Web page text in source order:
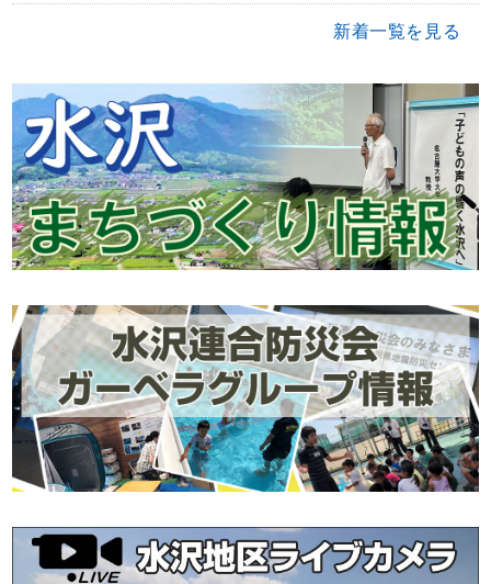
新着一覧を見る